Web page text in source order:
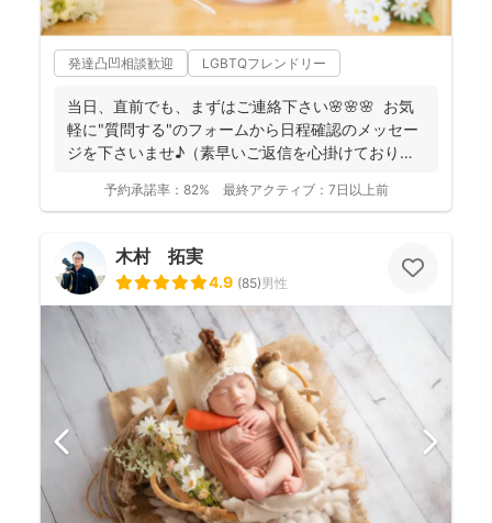
発達凸凹相談歓迎 LGBTQフレンドリー
当日、直前でも、まずはご連絡下さい🌸🌸🌸 お気
軽に"質問する"のフォームから日程確認のメッセー
ジを下さいませ♪（素早いご返信を心掛けておりま
予約承諾率： 82% 最終アクティブ： 7日以上前
木村 拓実
4.9 (85)男性